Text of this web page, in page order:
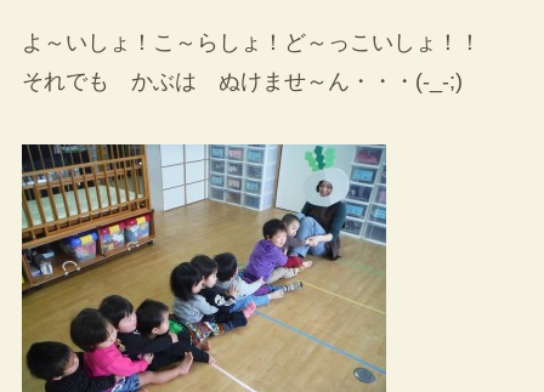
よ～いしょ！こ～らしょ！ど～っこいしょ！！
それでも かぶは ぬけませ～ん・・・(-_-;)